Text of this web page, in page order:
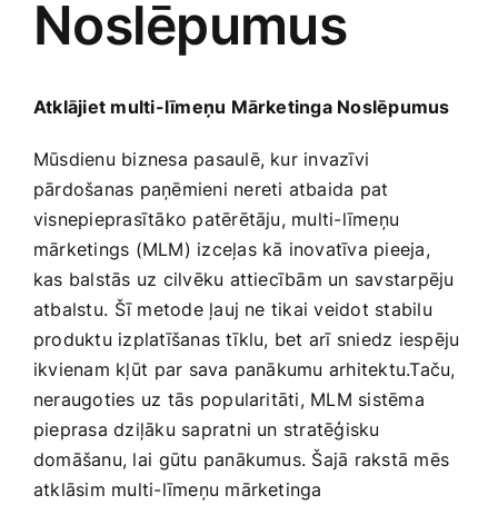
Medicīnas preces
Pakalpojumi
Pārtikas preces
Preces birojam
Preces pieaugušajiem
Rotaļlietas, bērnu preces
Noslēpumus
Atklājiet multi-līmeņu Mārketinga Noslēpumus
Mūsdienu biznesa ​pasaulē, kur invazīvi
pārdošanas paņēmieni nereti atbaida pat
visnepieprasītāko patērētāju, multi-līmeņu
mārketings (MLM) ‌izceļas kā inovatīva ​pieeja,
kas balstās uz cilvēku attiecībām un‍ savstarpēju
atbalstu.⁣ Šī metode ļauj ne tikai veidot stabilu
produktu izplatīšanas tīklu, bet arī sniedz iespēju
ikvienam kļūt ⁤par sava panākumu‌ arhitektu.Taču,
neraugoties uz ⁣tās popularitāti, MLM‍ sistēma
pieprasa dziļāku sapratni un stratēģisku
domāšanu, lai⁤ gūtu panākumus. Šajā rakstā mēs
atklāsim multi-līmeņu mārketinga